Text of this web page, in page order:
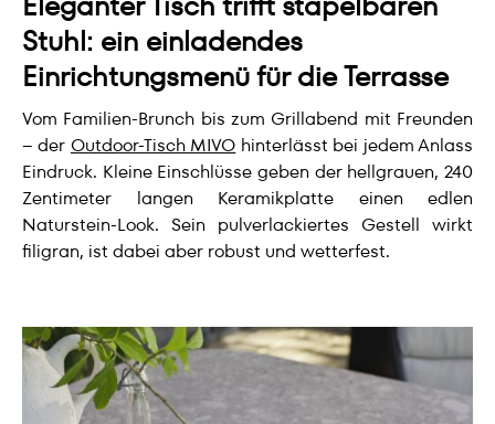
Stuhl: ein einladendes
Einrichtungsmenü für die Terrasse
Vom Familien-Brunch bis zum Grillabend mit Freunden
– der Outdoor-Tisch MIVO hinterlässt bei jedem Anlass
Eindruck. Kleine Einschlüsse geben der hellgrauen, 240
Zentimeter langen Keramikplatte einen edlen
Naturstein-Look. Sein pulverlackiertes Gestell wirkt
filigran, ist dabei aber robust und wetterfest.